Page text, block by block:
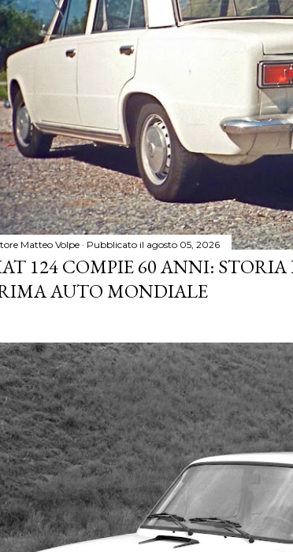
Matteo Volpe Pubblicato il agosto 05, 2026
124 COMPIE 60 ANNI: STORIA
AUTO MONDIALE